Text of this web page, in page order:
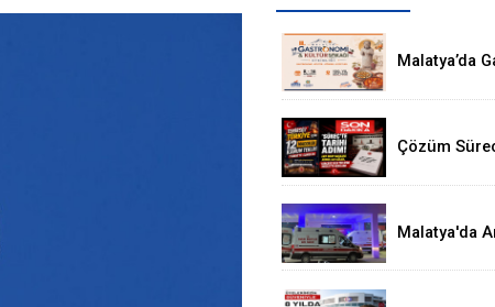
Malatya’da
Ağustos'ta
Çözüm
Tam Metni
Malatya'da
Daha Eklendi